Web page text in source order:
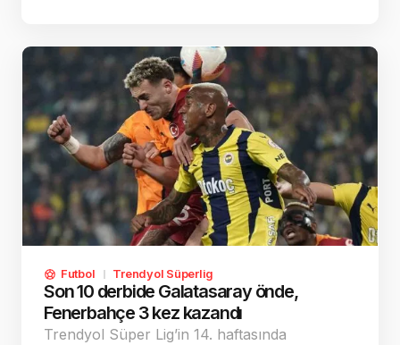
Futbol Trendyol Süperlig
Son 10 derbide Galatasaray önde,
Fenerbahçe 3 kez kazandı
Trendyol Süper Lig’in 14. haftasında